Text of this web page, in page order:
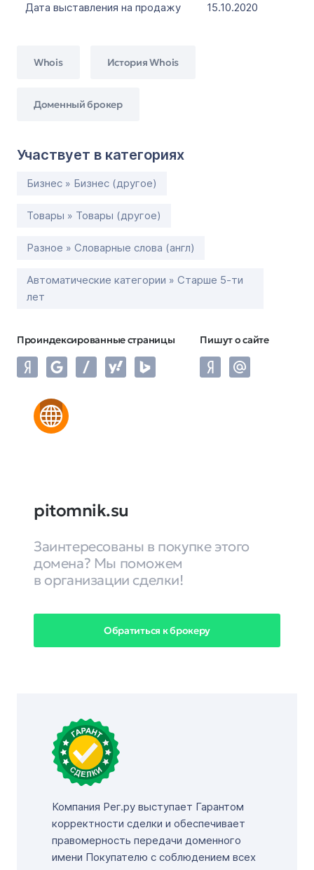
Дата выставления на продажу
15.10.2020
Whois История Whois
Доменный брокер
Участвует в категориях
Бизнес » Бизнес (другое)
Товары » Товары (другое)
Разное » Словарные слова (англ)
Автоматические категории » Старше 5-ти
лет
Проиндексированные страницы Пишут о сайте
pitomnik.su
Заинтересованы в покупке этого
домена? Мы поможем
в организации сделки!
Обратиться к брокеру
Компания Рег.ру выступает Гарантом
корректности сделки и обеспечивает
правомерность передачи доменного
имени Покупателю с соблюдением всех